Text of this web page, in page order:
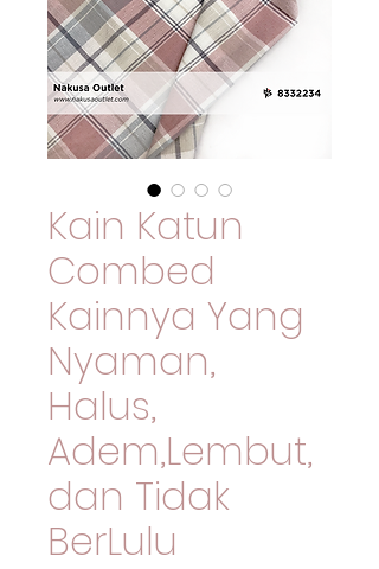
Kain Katun
Combed
Kainnya Yang
Nyaman,
Halus,
Adem,Lembut,
dan Tidak
BerLulu